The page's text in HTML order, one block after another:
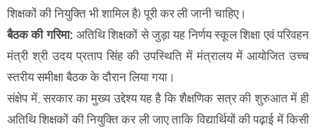
शिक्षकों की नियुक्ति भी शामिल है) पूरी कर ली जानी चाहिए।
बैठक की गरिमा: अतिथि शिक्षकों से जुड़ा यह निर्णय स्कूल शिक्षा एवं परिवहन
मंत्री श्री उदय प्रताप सिंह की उपस्थिति में मंत्रालय में आयोजित उच्च
स्तरीय समीक्षा बैठक के दौरान लिया गया।
संक्षेप में, सरकार का मुख्य उद्देश्य यह है कि शैक्षणिक सत्र की शुरुआत में ही
अतिथि शिक्षकों की नियुक्ति कर ली जाए ताकि विद्यार्थियों की पढ़ाई में किसी